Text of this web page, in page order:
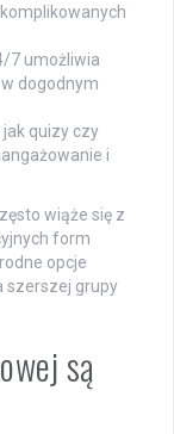
7 umożliwia
dogodnym
quizy czy
i
wiąże się z
form
opcje
szerszej grupy
są